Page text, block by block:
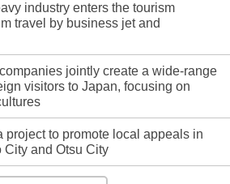
industry enters the tourism
travel by business jet and
jointly create a wide-range
visitors to Japan, focusing on
project to promote local appeals in
City and Otsu City